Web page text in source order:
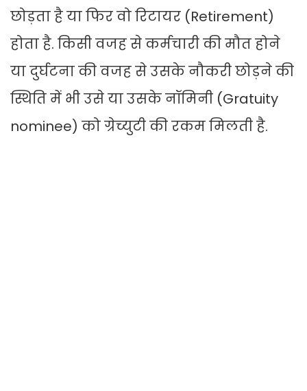
छोड़ता है या फिर वो रिटायर (Retirement)
होता है. किसी वजह से कर्मचारी की मौत होने
या दुर्घटना की वजह से उसके नौकरी छोड़ने की
स्थिति में भी उसे या उसके नॉमिनी (Gratuity
nominee) को ग्रेच्युटी की रकम मिलती है.